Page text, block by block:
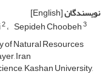
نویسندگان[English]
2 Sepideh Choobeh3
of Natural Resources
Iran
Kashan University,